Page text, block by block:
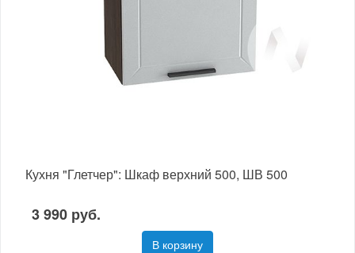
Кухня "Глетчер": Шкаф верхний 500, ШВ 500
3 990 руб.
В корзину